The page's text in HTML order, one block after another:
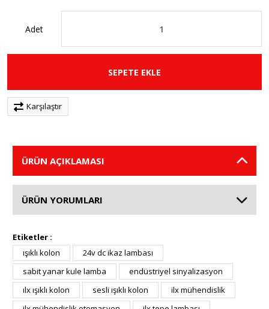
Adet
SEPETE EKLE
Karşılaştır
ÜRÜN AÇIKLAMASI
ÜRÜN YORUMLARI
Etiketler :
ışıklı kolon
24v dc ikaz lambası
sabit yanar kule lamba
endüstriyel sinyalizasyon
ılx ışıklı kolon
sesli ışıklı kolon
ilx mühendislik